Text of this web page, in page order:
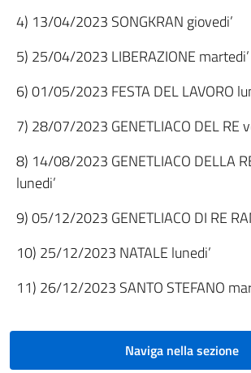
4) 13/04/2023 SONGKRAN giovedi’
5) 25/04/2023 LIBERAZIONE martedi’
6) 01/05/2023 FESTA DEL LAVORO
7) 28/07/2023 GENETLIACO DEL RE
8) 14/08/2023 GENETLIACO DELLA
lunedi’
9) 05/12/2023 GENETLIACO DI RE
10) 25/12/2023 NATALE lunedi’
11) 26/12/2023 SANTO STEFANO
Naviga nella sezione